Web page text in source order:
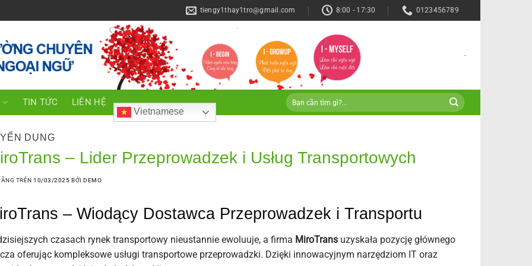
tiengy1thay1tro@gmail.com 8:00 - 17:30 0123456789
-
TIN TỨC LIÊN HỆ
Vietnamese
DỤNG
– Lider Przeprowadzek i Usług Transportowych
TRÊN10/03/2025 BỞIDEMO
– Wiodący Dostawca Przeprowadzek i Transportu
czasach rynek transportowy nieustannie ewoluuje, a firma MiroTransuzyskała pozycję głównego
oferując kompleksowe usługi transportowe przeprowadzki. Dzięki innowacyjnym narzędziom IT oraz